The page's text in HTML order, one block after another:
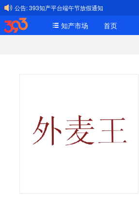
公告:393知产平台端午节放假通知
知产市场 首页